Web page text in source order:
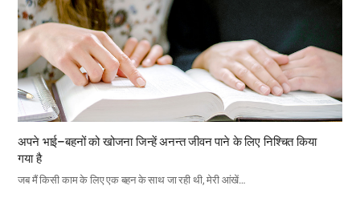
अपने भाई–बहनों को खोजना जिन्हें अनन्त जीवन पाने के लिए निश्चित किया
गया है
जब मैं किसी काम के लिए एक बहन के साथ जा रही थी, मेरी आंखें…